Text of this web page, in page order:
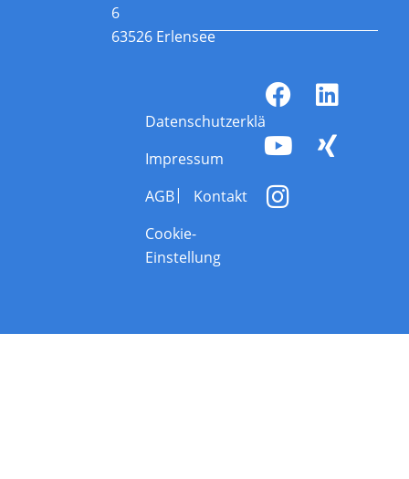
6
63526 Erlensee
Datenschutzerklärung
Impressum
AGB
Kontakt
Cookie-
Einstellung